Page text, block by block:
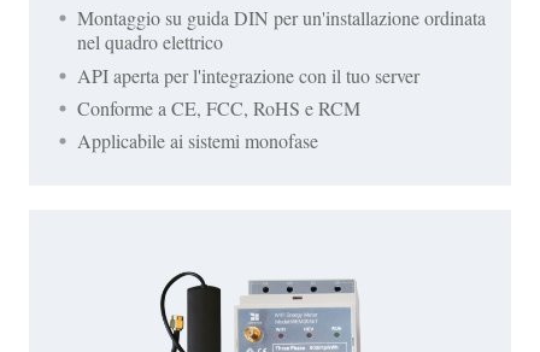
Montaggio su guida DIN per un'installazione ordinata
nel quadro elettrico
API aperta per l'integrazione con il tuo server
Conforme a CE, FCC, RoHS e RCM
Applicabile ai sistemi monofase